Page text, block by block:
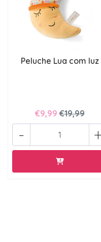
Peluche Lua com luz
€9,99 €19,99
-